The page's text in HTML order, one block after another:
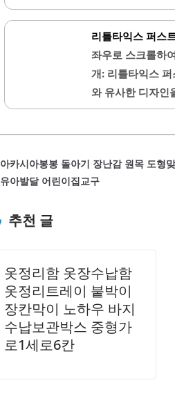
리틀타익스 퍼스
좌우로 스크롤하
개: 리틀타익스
와 유사한 디자인
내부 공간을 제공
실제 냉장고와
오래 열어두면 경
아카시아봉봉 돌아기 장난감 원목 도형
유아발달 어린이집교구
추천 글
옷정리함 옷장수납함
옷정리트레이 붙박이
장칸막이 노하우 바지
수납보관박스 중형가
로1세로6칸